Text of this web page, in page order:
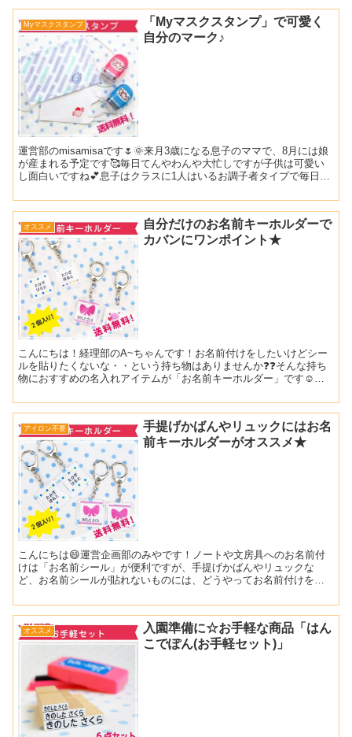
Myマスクスタンプ
「Myマスクスタンプ」で可愛く
自分のマーク♪
運営部のmisamisaです🌷🌞来月3歳になる息子のママで、8月には娘
が産まれる予定です🥰毎日てんやわんや大忙しですが子供は可愛い
し面白いですね💕息子はクラスに1人はいるお調子者タイプで毎日保
オススメ
自分だけのお名前キーホルダーで
カバンにワンポイント★
こんにちは！経理部のA~ちゃんです！お名前付けをしたいけどシー
ルを貼りたくないな・・という持ち物はありませんか❓❓そんな持ち
物におすすめの名入れアイテムが「お名前キーホルダー」です☺お
アイロン不要
手提げかばんやリュックにはお名
前キーホルダーがオススメ★
こんにちは😄運営企画部のみやです！ノートや文房具へのお名前付
けは「お名前シール」が便利ですが、手提げかばんやリュックな
ど、お名前シールが貼れないものには、どうやってお名前付けをす
ル...
オススメ
入園準備に☆お手軽な商品「はん
こでぽん(お手軽セット)」